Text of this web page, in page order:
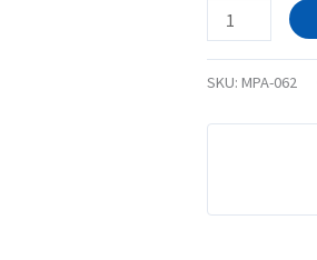
062-
Pro
Golden
SKU: MPA-062